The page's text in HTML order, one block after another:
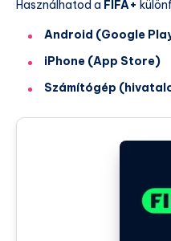
Használhatod a FIFA+
Android (Google
iPhone (App Store)
Számítógép